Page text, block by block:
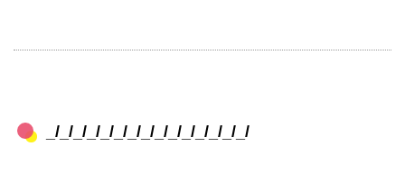
_/_/_/_/_/_/_/_/_/_/_/_/_/_/_/